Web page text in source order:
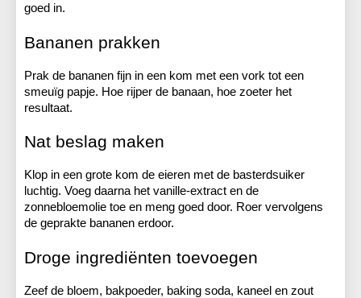
goed in.
Bananen prakken
Prak de bananen fijn in een kom met een vork tot een
smeuïg papje. Hoe rijper de banaan, hoe zoeter het
resultaat.
Nat beslag maken
Klop in een grote kom de eieren met de basterdsuiker
luchtig. Voeg daarna het vanille-extract en de
zonnebloemolie toe en meng goed door. Roer vervolgens
de geprakte bananen erdoor.
Droge ingrediënten toevoegen
Zeef de bloem, bakpoeder, baking soda, kaneel en zout